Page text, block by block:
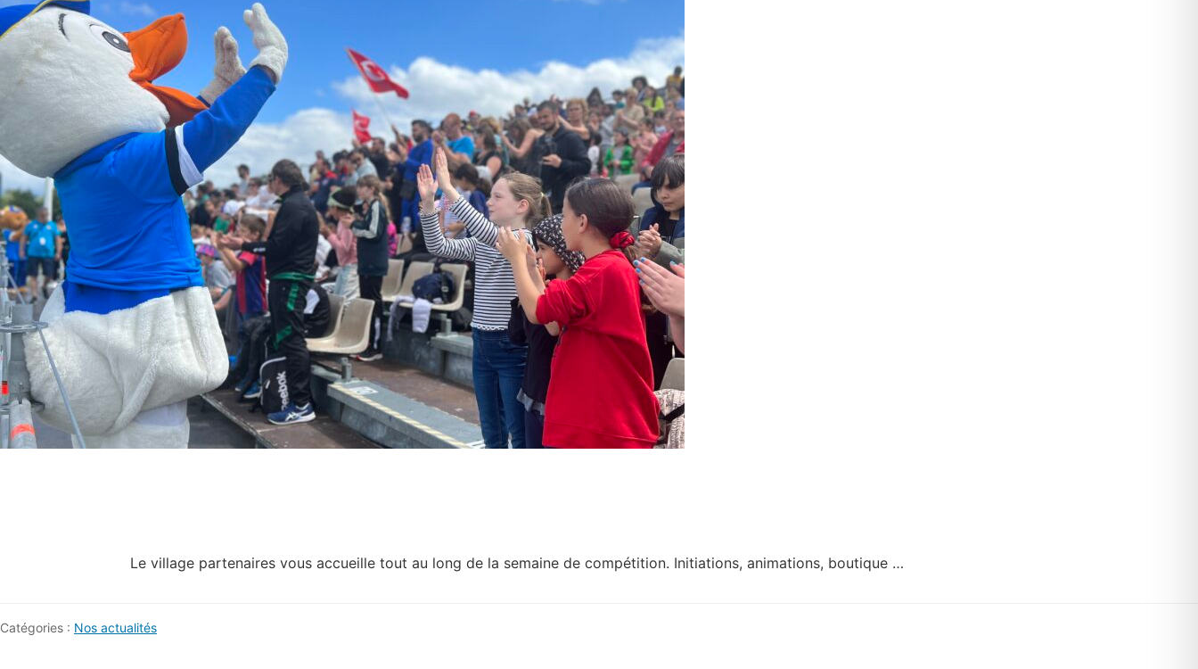
Le village partenaires vous accueille tout au long de la semaine de compétition. Initiations, animations, boutique …
Catégories : Nos actualités